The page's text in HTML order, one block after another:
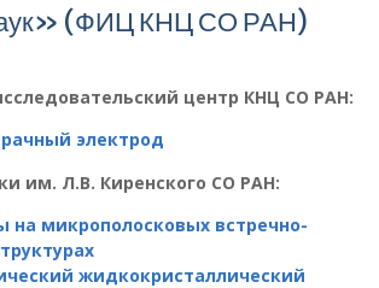
(ФИЦ КНЦ СО РАН)
центр КНЦ СО РАН:
электрод
им. Л.В. Киренского СО РАН:
на микрополосковых встречно-
жидкокристаллический